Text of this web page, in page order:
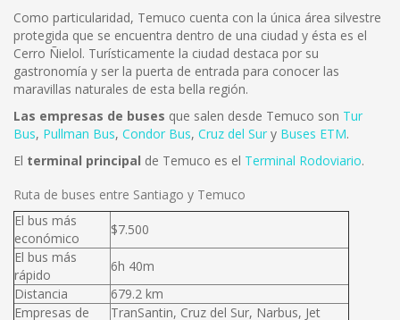
Como particularidad, Temuco cuenta con la única área silvestre
protegida que se encuentra dentro de una ciudad y ésta es el
Cerro Ñielol. Turísticamente la ciudad destaca por su
gastronomía y ser la puerta de entrada para conocer las
maravillas naturales de esta bella región.
Las empresas de buses que salen desde Temuco son Tur
Bus, Pullman Bus, Condor Bus, Cruz del Sur y Buses ETM.
El terminal principal de Temuco es el Terminal Rodoviario.
Ruta de buses entre Santiago y Temuco
El bus más
económico
$7.500
El bus más
rápido
6h 40m
Distancia
679.2 km
Empresas de
TranSantin, Cruz del Sur, Narbus, Jet